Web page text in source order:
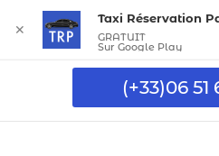
(+33)06 51
✕
Taxi Réservation
GRATUIT
Sur Google Play